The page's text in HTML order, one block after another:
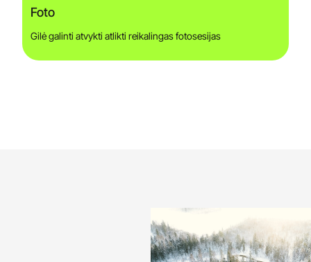
Foto
Gilė galinti atvykti atlikti reikalingas fotosesijas